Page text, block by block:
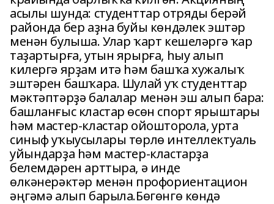
асылы шунда: студенттар отряды берәй
районда бер аҙна буйы көндәлек эштәр
менән булыша. Улар ҡарт кешеләргә ҡар
таҙартырға, утын ярырға, һыу алып
килергә ярҙам итә һәм башҡа хужалыҡ
эштәрен башҡара. Шулай уҡ студенттар
мәктәптәрҙә балалар менән эш алып бара:
башланғыс кластар өсөн спорт ярыштары
һәм мастер-кластар ойошторола, урта
синыф уҡыусылары төрлө интеллектуаль
уйындарҙа һәм мастер-кластарҙа
белемдәрен арттыра, ә инде
өлкәнерәктәр менән профориентацион
әңгәмә алып барыла.Бөгөнгө көндә